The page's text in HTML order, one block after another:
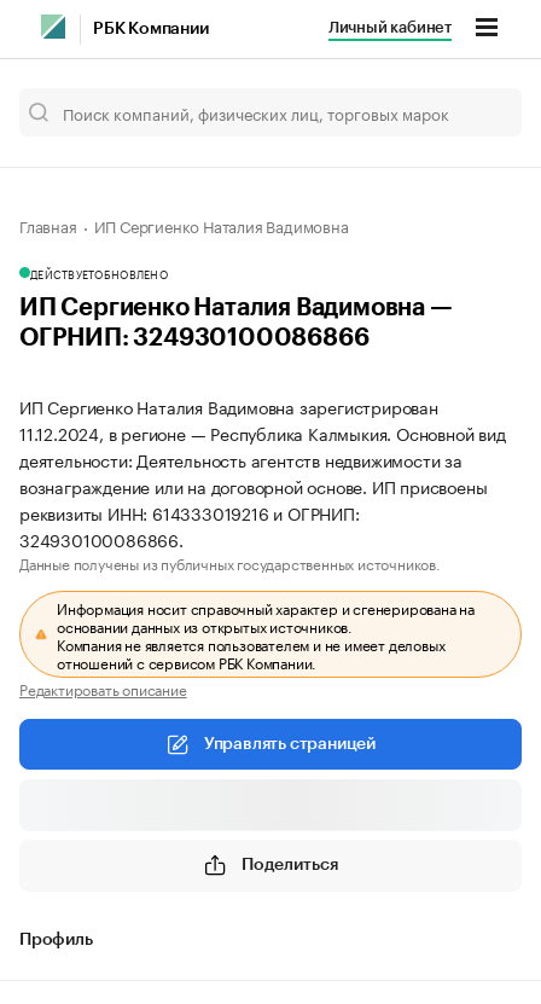
РБК Компании Личный кабинет
Главная ИП Сергиенко Наталия Вадимовна
ДЕЙСТВУЕТОБНОВЛЕНО
ИП Сергиенко Наталия Вадимовна —
ОГРНИП: 324930100086866
ИП Сергиенко Наталия Вадимовна зарегистрирован
11.12.2024, в регионе — Республика Калмыкия. Основной вид
деятельности: Деятельность агентств недвижимости за
вознаграждение или на договорной основе. ИП присвоены
реквизиты ИНН: 614333019216 и ОГРНИП:
324930100086866.
Данные получены из публичных государственных источников.
Информация носит справочный характер и сгенерирована на
основании данных из открытых источников.
Компания не является пользователем и не имеет деловых
отношений с сервисом РБК Компании.
Редактировать описание
Управлять страницей
Поделиться
Профиль